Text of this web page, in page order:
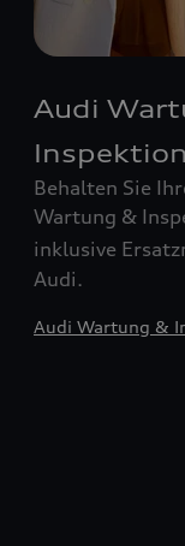
Audi
Inspektion
Behalten Sie
Wartung &
inklusive
Audi.
Audi Wartung &